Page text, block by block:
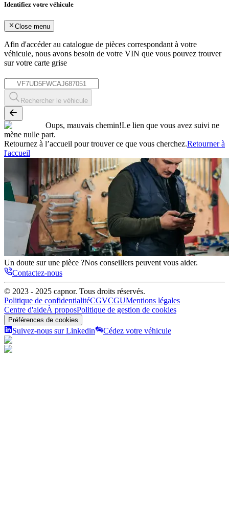
Identifiez votre véhicule
Close menu
Afin d'accéder au catalogue de pièces correspondant à votre
véhicule, nous avons besoin de votre VIN que vous pouvez trouver
sur votre carte grise
*
Rechercher le véhicule
Oups, mauvais chemin!Le lien que vous avez suivi ne
mène nulle part.
Retournez à l’accueil pour trouver ce que vous cherchez.Retourner à
l'accueil
Un doute sur une pièce ?Nos conseillers peuvent vous aider.
Contactez-nous
© 2023 - 2025 capnor. Tous droits réservés.
Politique de confidentialitéCGVCGUMentions légales
Centre d'aideÀ proposPolitique de gestion de cookies
Préférences de cookies
Suivez-nous sur Linkedin Cédez votre véhicule